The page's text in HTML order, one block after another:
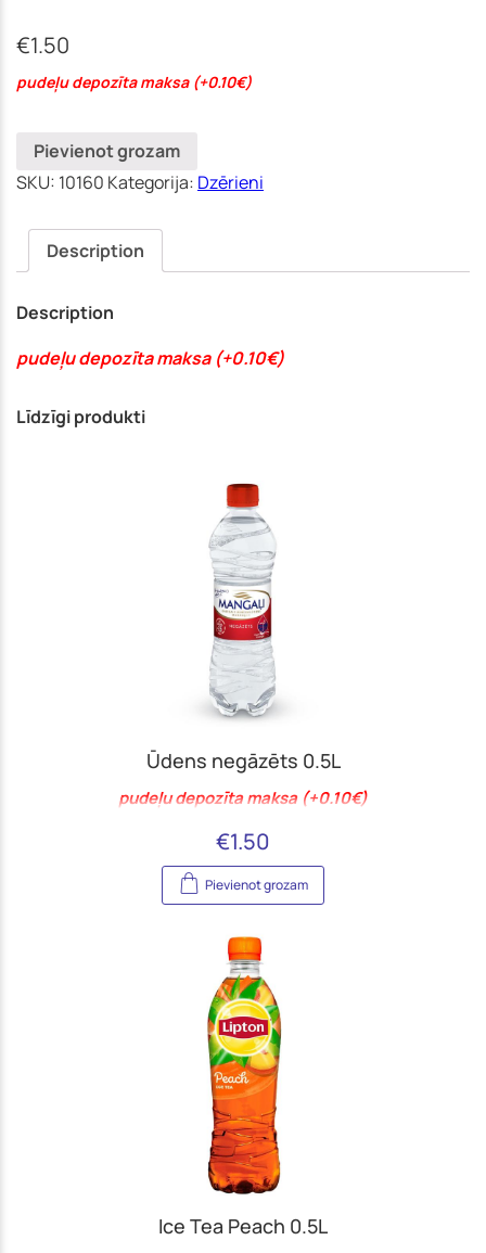
€1.50
pudeļu depozīta maksa (+0.10€)
Pievienot grozam
SKU: 10160 Kategorija: Dzērieni
Description
Description
pudeļu depozīta maksa (+0.10€)
Līdzīgi produkti
Ūdens negāzēts 0.5L
pudeļu depozīta maksa (+0.10€)
€1.50
Pievienot grozam
Ice Tea Peach 0.5L